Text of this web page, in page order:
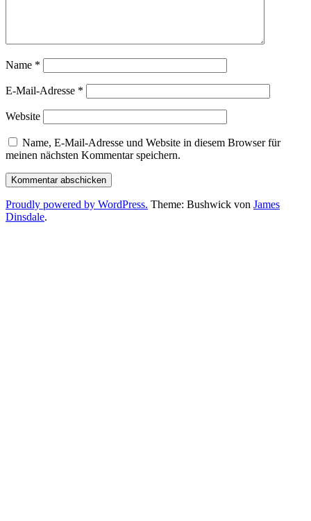
Name *
E-Mail-Adresse *
Website
Name, E-Mail-Adresse und Website in diesem Browser für
meinen nächsten Kommentar speichern.
Proudly powered by WordPress. Theme: Bushwick von James
Dinsdale.